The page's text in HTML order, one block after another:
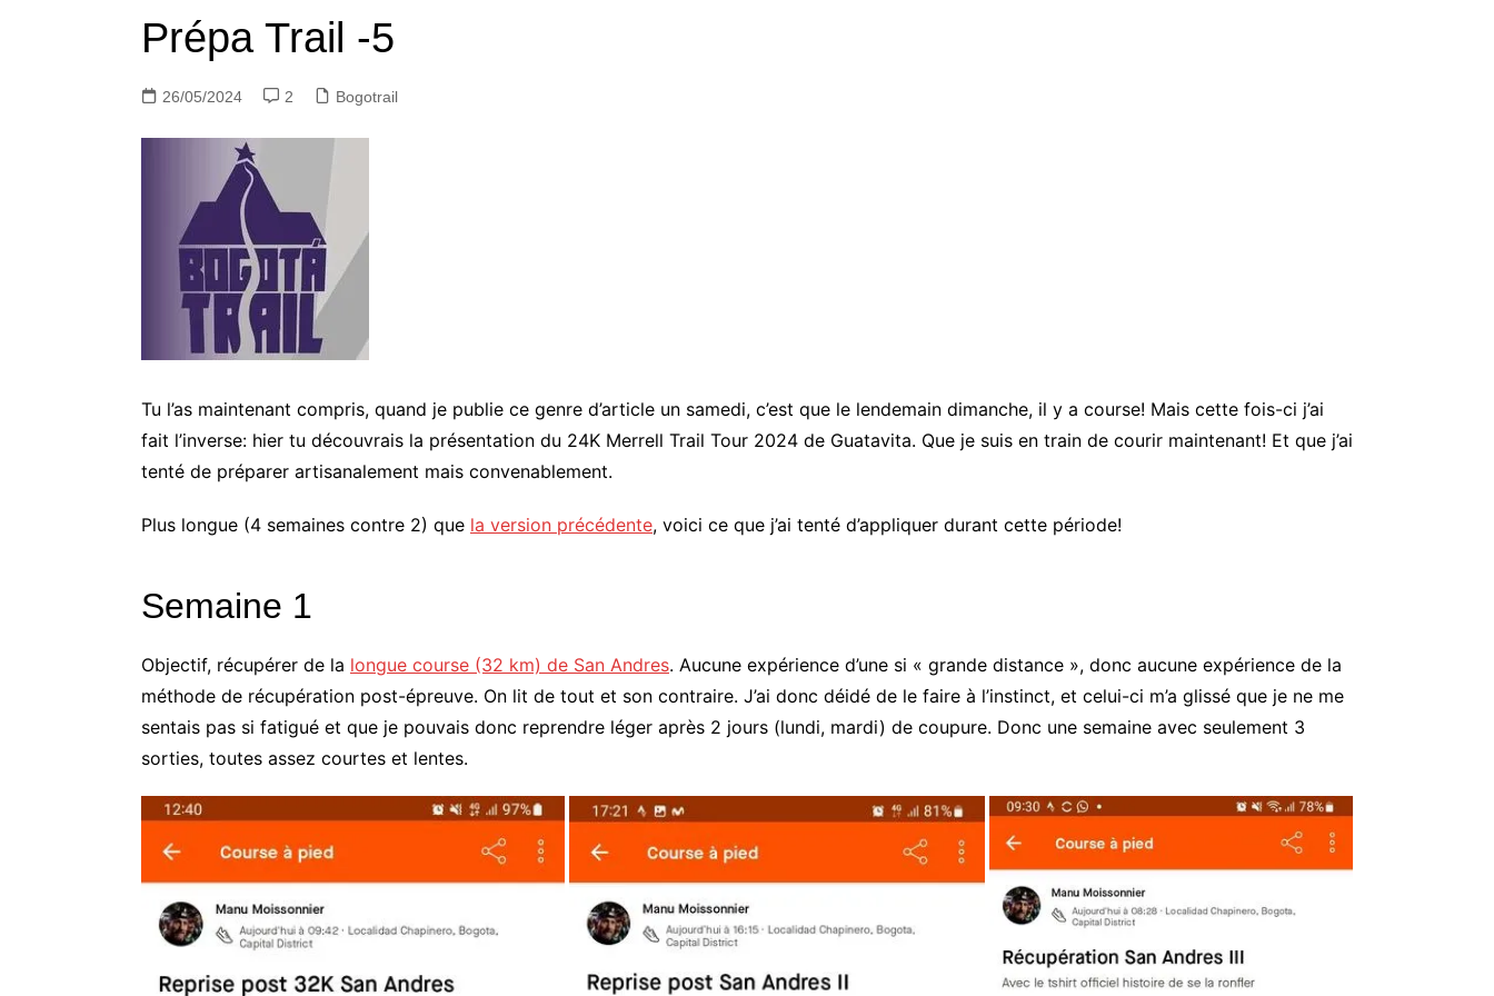
Prépa Trail -5
26/05/2024 2 Bogotrail
Tu l’as maintenant compris, quand je publie ce genre d’article un samedi, c’est que le lendemain dimanche, il y a course! Mais cette fois-ci j’ai
fait l’inverse: hier tu découvrais la présentation du 24K Merrell Trail Tour 2024 de Guatavita. Que je suis en train de courir maintenant! Et que j’ai
tenté de préparer artisanalement mais convenablement.
Plus longue (4 semaines contre 2) que la version précédente, voici ce que j’ai tenté d’appliquer durant cette période!
Semaine 1
Objectif, récupérer de la longue course (32 km) de San Andres. Aucune expérience d’une si « grande distance », donc aucune expérience de la
méthode de récupération post-épreuve. On lit de tout et son contraire. J’ai donc déidé de le faire à l’instinct, et celui-ci m’a glissé que je ne me
sentais pas si fatigué et que je pouvais donc reprendre léger après 2 jours (lundi, mardi) de coupure. Donc une semaine avec seulement 3
sorties, toutes assez courtes et lentes.